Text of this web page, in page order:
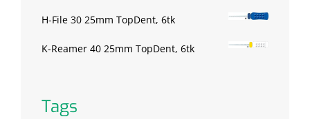
H-File 30 25mm TopDent, 6tk
K-Reamer 40 25mm TopDent, 6tk
Tags